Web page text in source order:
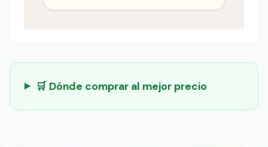
🛒 Dónde comprar al mejor precio